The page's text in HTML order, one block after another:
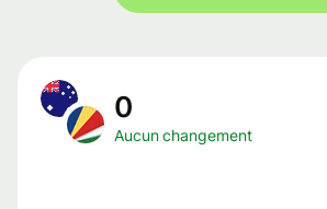
0
Aucun changement